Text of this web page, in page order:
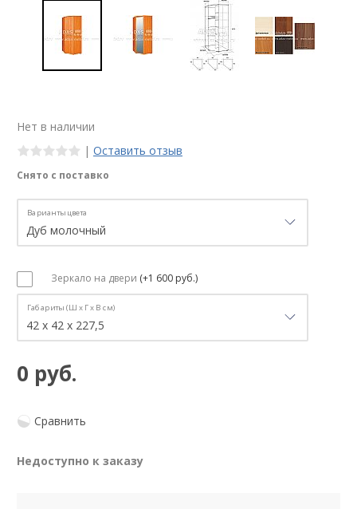
Нет в наличии
| Оставить отзыв
Снято с поставко
Варианты цвета
Зеркало на двери (+1 600 руб.)
Габариты (Ш х Г х В см)
0 руб.
Сравнить
Недоступно к заказу